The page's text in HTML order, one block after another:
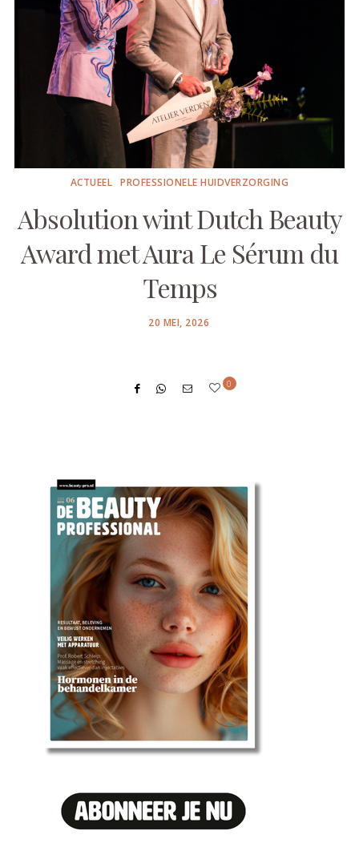
ACTUEEL PROFESSIONELE HUIDVERZORGING
Absolution wint Dutch Beauty
Award met Aura Le Sérum du
Temps
POSTED
20 MEI, 2026
0